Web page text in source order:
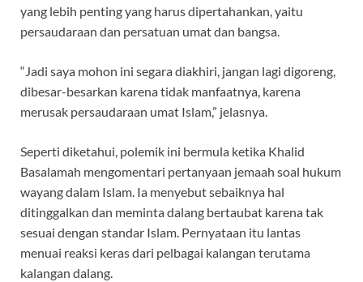
yang lebih penting yang harus dipertahankan, yaitu
persaudaraan dan persatuan umat dan bangsa.
“Jadi saya mohon ini segara diakhiri, jangan lagi digoreng,
dibesar-besarkan karena tidak manfaatnya, karena
merusak persaudaraan umat Islam,” jelasnya.
Seperti diketahui, polemik ini bermula ketika Khalid
Basalamah mengomentari pertanyaan jemaah soal hukum
wayang dalam Islam. Ia menyebut sebaiknya hal
ditinggalkan dan meminta dalang bertaubat karena tak
sesuai dengan standar Islam. Pernyataan itu lantas
menuai reaksi keras dari pelbagai kalangan terutama
kalangan dalang.